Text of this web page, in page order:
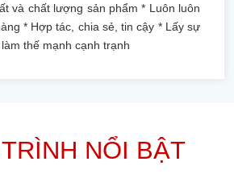
và chất lượng sản phẩm * Luôn luôn
* Hợp tác, chia sẻ, tin cậy * Lấy sự
thế mạnh cạnh trạnh
NỔI BẬT